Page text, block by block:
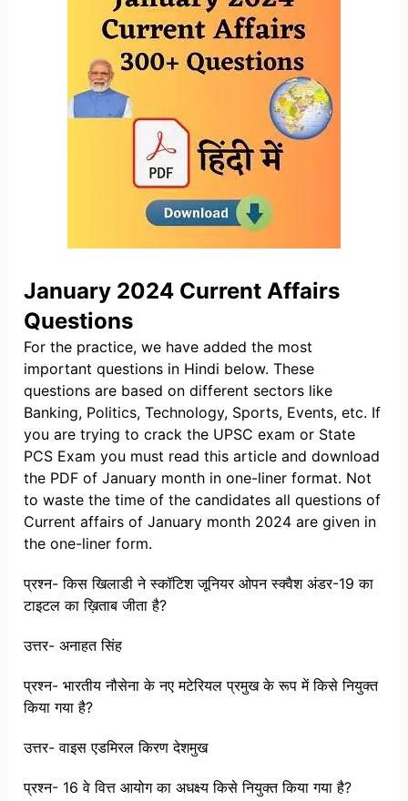
January 2024 Current Affairs
Questions
For the practice, we have added the most
important questions in Hindi below. These
questions are based on different sectors like
Banking, Politics, Technology, Sports, Events, etc. If
you are trying to crack the UPSC exam or State
PCS Exam you must read this article and download
the PDF of January month in one-liner format. Not
to waste the time of the candidates all questions of
Current affairs of January month 2024 are given in
the one-liner form.
प्रश्न- किस खिलाडी ने स्कॉटिश जूनियर ओपन स्क्वैश अंडर-19 का
टाइटल का ख़िताब जीता है?
उत्तर- अनाहत सिंह
प्रश्न- भारतीय नौसेना के नए मटेरियल प्रमुख के रूप में किसे नियुक्त
किया गया है?
उत्तर- वाइस एडमिरल किरण देशमुख
प्रश्न- 16 वे वित्त आयोग का अधक्ष्य किसे नियुक्त किया गया है?